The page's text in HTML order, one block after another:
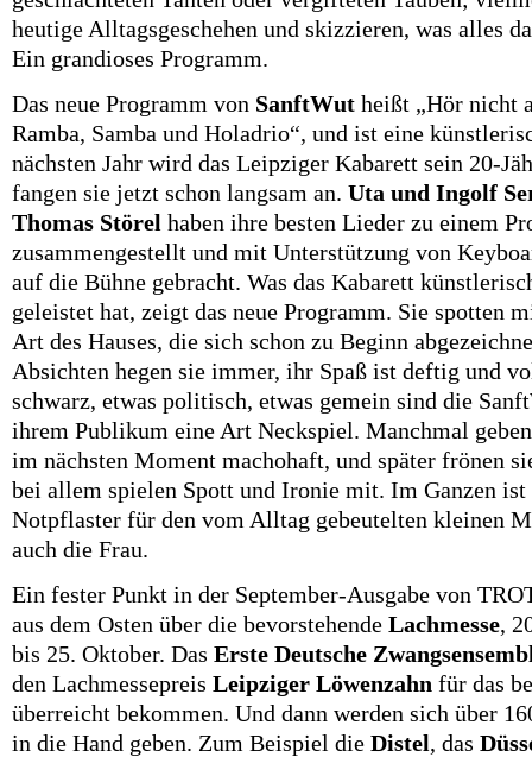
heutige Alltagsgeschehen und skizzieren, was alles
Ein grandioses Programm.
Das neue Programm von SanftWut heißt „Hör nicht
Ramba, Samba und Holadrio“, und ist eine
nächsten Jahr wird das Leipziger Kabarett sein 20-
fangen sie jetzt schon langsam an. Uta und Ingolf
Thomas Störel haben ihre besten Lieder zu einem
zusammengestellt und mit Unterstützung von
auf die Bühne gebracht. Was das Kabarett
geleistet hat, zeigt das neue Programm. Sie spotten
Art des Hauses, die sich schon zu Beginn
Absichten hegen sie immer, ihr Spaß ist deftig und
schwarz, etwas politisch, etwas gemein sind die
ihrem Publikum eine Art Neckspiel. Manchmal
im nächsten Moment machohaft, und später frönen
bei allem spielen Spott und Ironie mit. Im Ganzen ist
Notpflaster für den vom Alltag gebeutelten kleinen
auch die Frau.
Ein fester Punkt in der September-Ausgabe von
aus dem Osten über die bevorstehende Lachmesse,
bis 25. Oktober. Das Erste Deutsche
den Lachmessepreis Leipziger Löwenzahn für das
überreicht bekommen. Und dann werden sich über
in die Hand geben. Zum Beispiel die Distel, das